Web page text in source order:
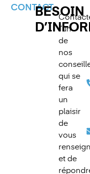
CONTACTBESOIN
l’un
de
nos
qui se
fera
un
plaisir
de
vous
et de